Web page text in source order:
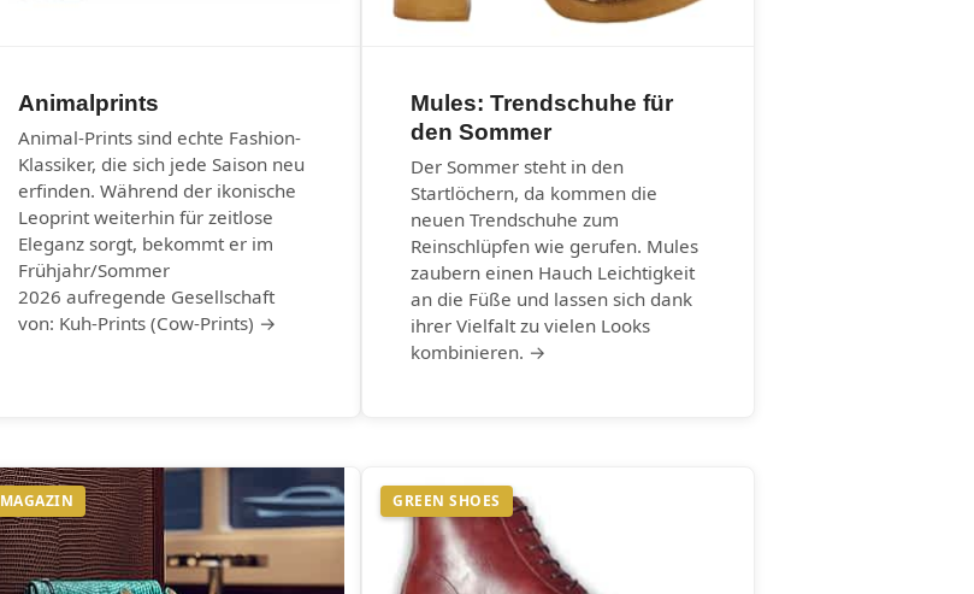
Animalprints
Animal-Prints sind echte Fashion-
Klassiker, die sich jede Saison neu
erfinden. Während der ikonische
Leoprint weiterhin für zeitlose
Eleganz sorgt, bekommt er im
Frühjahr/Sommer
2026 aufregende Gesellschaft
von: Kuh-Prints (Cow-Prints) →
Mules: Trendschuhe für
den Sommer
Der Sommer steht in den
Startlöchern, da kommen die
neuen Trendschuhe zum
Reinschlüpfen wie gerufen. Mules
zaubern einen Hauch Leichtigkeit
an die Füße und lassen sich dank
ihrer Vielfalt zu vielen Looks
kombinieren. →
MAGAZIN GREEN SHOES